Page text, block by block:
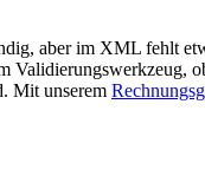
aber im XML fehlt
Validierungswerkzeug,
Mit unserem